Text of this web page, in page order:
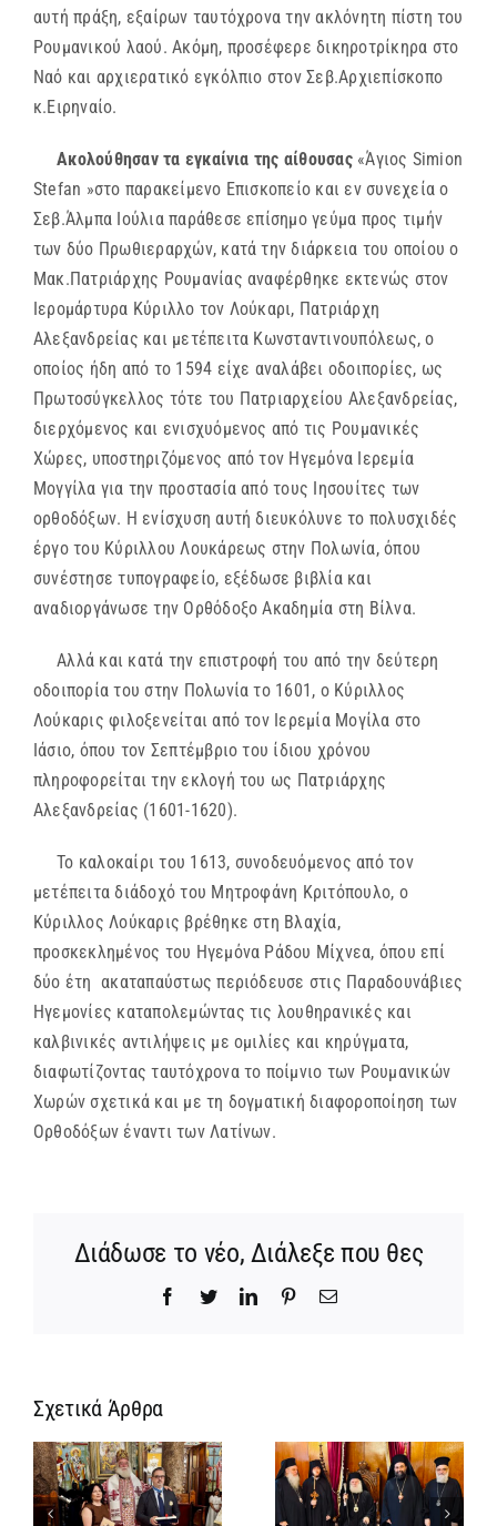
αυτή πράξη, εξαίρων ταυτόχρονα την ακλόνητη πίστη του
Ρουμανικού λαού. Ακόμη, προσέφερε δικηροτρίκηρα στο
Ναό και αρχιερατικό εγκόλπιο στον Σεβ.Αρχιεπίσκοπο
κ.Ειρηναίο.
Ακολούθησαν τα εγκαίνια της αίθουσας«Άγιος Simion
Stefan »στο παρακείμενο Επισκοπείο και εν συνεχεία ο
Σεβ.Άλμπα Ιούλια παράθεσε επίσημο γεύμα προς τιμήν
των δύο Πρωθιεραρχών, κατά την διάρκεια του οποίου ο
Μακ.Πατριάρχης Ρουμανίας αναφέρθηκε εκτενώς στον
Ιερομάρτυρα Κύριλλο τον Λούκαρι, Πατριάρχη
Αλεξανδρείας και μετέπειτα Κωνσταντινουπόλεως, ο
οποίος ήδη από το 1594 είχε αναλάβει οδοιπορίες, ως
Πρωτοσύγκελλος τότε του Πατριαρχείου Αλεξανδρείας,
διερχόμενος και ενισχυόμενος από τις Ρουμανικές
Χώρες, υποστηριζόμενος από τον Ηγεμόνα Ιερεμία
Μογγίλα για την προστασία από τους Ιησουίτες των
ορθοδόξων. Η ενίσχυση αυτή διευκόλυνε το πολυσχιδές
έργο του Κύριλλου Λουκάρεως στην Πολωνία, όπου
συνέστησε τυπογραφείο, εξέδωσε βιβλία και
αναδιοργάνωσε την Ορθόδοξο Ακαδημία στη Βίλνα.
Αλλά και κατά την επιστροφή του από την δεύτερη
οδοιπορία του στην Πολωνία το 1601, ο Κύριλλος
Λούκαρις φιλοξενείται από τον Ιερεμία Μογίλα στο
Ιάσιο, όπου τον Σεπτέμβριο του ίδιου χρόνου
πληροφορείται την εκλογή του ως Πατριάρχης
Αλεξανδρείας (1601-1620).
Το καλοκαίρι του 1613, συνοδευόμενος από τον
μετέπειτα διάδοχό του Μητροφάνη Κριτόπουλο, ο
Κύριλλος Λούκαρις βρέθηκε στη Βλαχία,
προσκεκλημένος του Ηγεμόνα Ράδου Μίχνεα, όπου επί
δύο έτη ακαταπαύστως περιόδευσε στις Παραδουνάβιες
Ηγεμονίες καταπολεμώντας τις λουθηρανικές και
καλβινικές αντιλήψεις με ομιλίες και κηρύγματα,
διαφωτίζοντας ταυτόχρονα το ποίμνιο των Ρουμανικών
Χωρών σχετικά και με τη δογματική διαφοροποίηση των
Ορθοδόξων έναντι των Λατίνων.
Διάδωσε το νέο, Διάλεξε που θες
Facebook
TwitterLinkedInPinterestEmail
Σχετικά Άρθρα
Νέος
ΜΝΗΜΟΣΥΝΟ
ΤΟΥ
ΑΟΙΔΙΜΟΥ